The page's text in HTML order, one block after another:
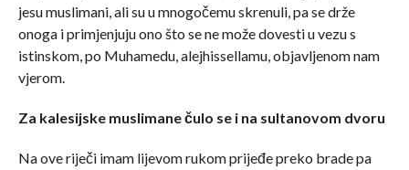
jesu muslimani, ali su u mnogočemu skrenuli, pa se drže
onoga i primjenjuju ono što se ne može dovesti u vezu s
istinskom, po Muhamedu, alejhissellamu, objavljenom nam
vjerom.
Za kalesijske muslimane čulo se i na sultanovom dvoru
Na ove riječi imam lijevom rukom prijeđe preko brade pa